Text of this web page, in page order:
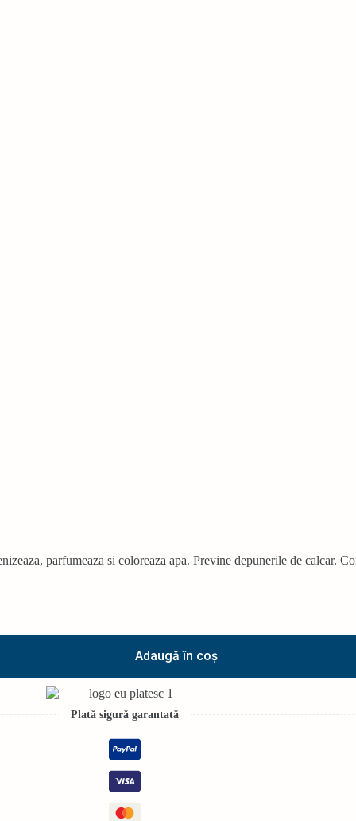
parfumeaza si coloreaza apa. Previne depunerile de calcar.
Adaugă în coș
Plată sigură garantată